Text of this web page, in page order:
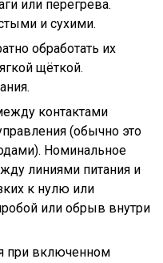
или перегрева.
и сухими.
обработать их
щёткой.
контактами
(обычно это
Номинальное
линиями питания и
к нулю или
или обрыв внутри
при включенном